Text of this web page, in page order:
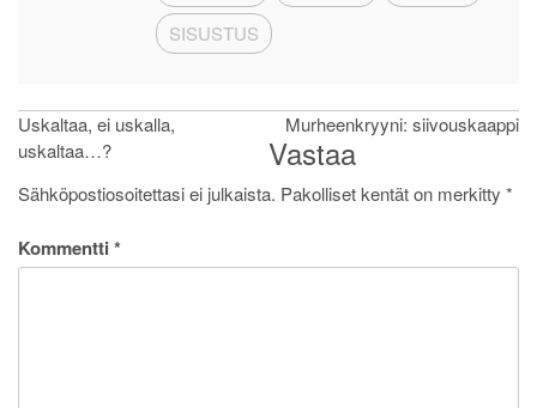
SISUSTUS
Artikkelien
selaus
Uskaltaa, ei uskalla,
uskaltaa…?
Murheenkryyni: siivouskaappi
Vastaa
Sähköpostiosoitettasi ei julkaista. Pakolliset kentät on merkitty *
Kommentti *